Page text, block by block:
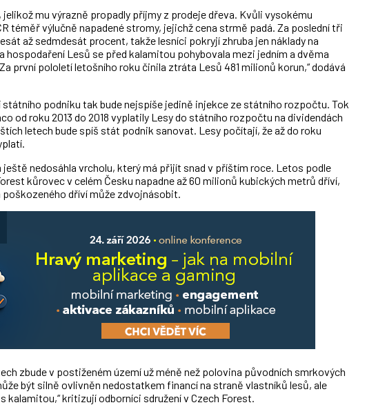
mu výrazně propadly příjmy z prodeje dřeva. Kvůli vysokému
téměř výlučně napadené stromy, jejichž cena strmě padá. Za poslední tři
až sedmdesát procent, takže lesníci pokryjí zhruba jen náklady na
hospodaření Lesů se před kalamitou pohybovala mezi jedním a dvěma
první pololetí letošního roku činila ztráta Lesů 481 milionů korun,“ dodává
podniku tak bude nejspíše jedině injekce ze státního rozpočtu. Tok
od roku 2013 do 2018 vyplatily Lesy do státního rozpočtu na dividendách
letech bude spíš stát podnik sanovat. Lesy počítají, že až do roku
nedosáhla vrcholu, který má přijít snad v příštím roce. Letos podle
kůrovec v celém Česku napadne až 60 milionů kubických metrů dříví,
dříví může zdvojnásobit.
zbude v postiženém území už méně než polovina původních smrkových
být silně ovlivněn nedostatkem financí na straně vlastníků lesů, ale
kritizují odborníci sdružení v Czech Forest.